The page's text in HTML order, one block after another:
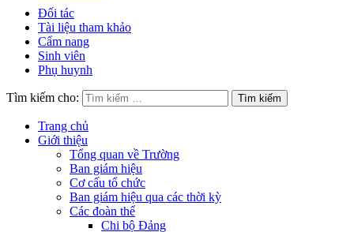
Đối tác
Tài liệu tham khảo
Cẩm nang
Sinh viên
Phụ huynh
Tìm kiếm cho:
Trang chủ
Giới thiệu
Tổng quan về Trường
Ban giám hiệu
Cơ cấu tổ chức
Ban giám hiệu qua các thời kỳ
Các đoàn thể
Chi bộ Đảng